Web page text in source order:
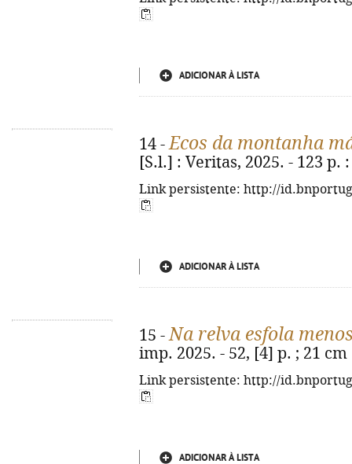
ADICIONAR À LISTA
14 -Ecos da montanha
[S.l.] : Veritas, 2025. - 123 p.
Link persistente: http://
ADICIONAR À LISTA
15 -Na relva esfola
imp. 2025. - 52, [4] p. ; 21 cm
Link persistente: http://
ADICIONAR À LISTA